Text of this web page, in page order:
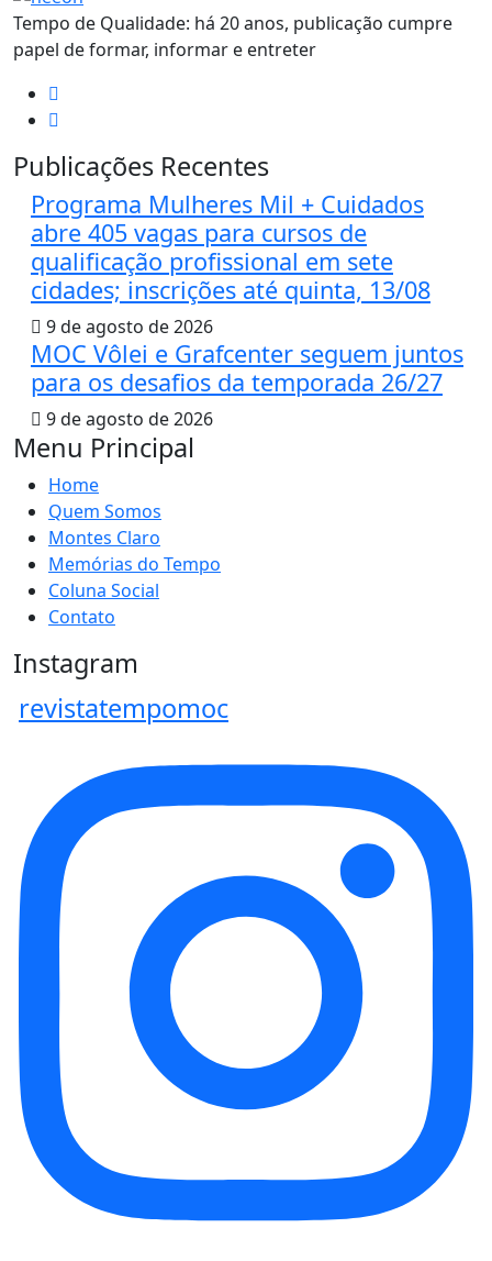
Tempo de Qualidade: há 20 anos, publicação cumpre
papel de formar, informar e entreter
Publicações Recentes
Programa Mulheres Mil + Cuidados
abre 405 vagas para cursos de
qualificação profissional em sete
cidades; inscrições até quinta, 13/08
9 de agosto de 2026
MOC Vôlei e Grafcenter seguem juntos
para os desafios da temporada 26/27
9 de agosto de 2026
Menu Principal
Home
Quem Somos
Montes Claro
Memórias do Tempo
Coluna Social
Contato
Instagram
revistatempomoc